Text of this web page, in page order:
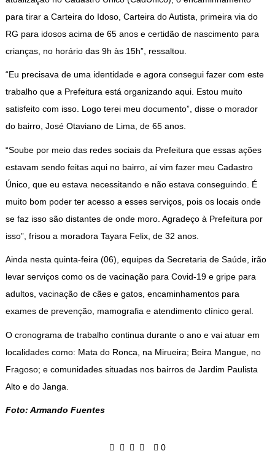
para tirar a Carteira do Idoso, Carteira do Autista, primeira via do
RG para idosos acima de 65 anos e certidão de nascimento para
crianças, no horário das 9h às 15h”, ressaltou.
“Eu precisava de uma identidade e agora consegui fazer com este
trabalho que a Prefeitura está organizando aqui. Estou muito
satisfeito com isso. Logo terei meu documento”, disse o morador
do bairro, José Otaviano de Lima, de 65 anos.
“Soube por meio das redes sociais da Prefeitura que essas ações
estavam sendo feitas aqui no bairro, aí vim fazer meu Cadastro
Único, que eu estava necessitando e não estava conseguindo. É
muito bom poder ter acesso a esses serviços, pois os locais onde
se faz isso são distantes de onde moro. Agradeço à Prefeitura por
isso”, frisou a moradora Tayara Felix, de 32 anos.
Ainda nesta quinta-feira (06), equipes da Secretaria de Saúde, irão
levar serviços como os de vacinação para Covid-19 e gripe para
adultos, vacinação de cães e gatos, encaminhamentos para
exames de prevenção, mamografia e atendimento clínico geral.
O cronograma de trabalho continua durante o ano e vai atuar em
localidades como: Mata do Ronca, na Mirueira; Beira Mangue, no
Fragoso; e comunidades situadas nos bairros de Jardim Paulista
Alto e do Janga.
Foto: Armando Fuentes
0